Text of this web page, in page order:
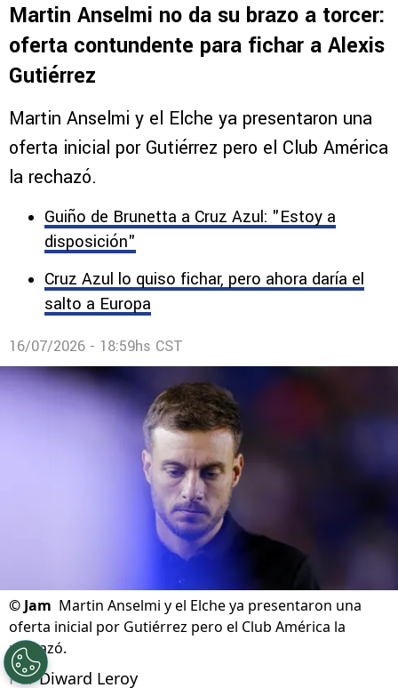
Martin Anselmi no da su brazo a torcer:
oferta contundente para fichar a Alexis
Gutiérrez
Martin Anselmi y el Elche ya presentaron una
oferta inicial por Gutiérrez pero el Club América
la rechazó.
Guiño de Brunetta a Cruz Azul: "Estoy a
disposición"
Cruz Azul lo quiso fichar, pero ahora daría el
salto a Europa
16/07/2026 - 18:59hs CST
© Jam Martin Anselmi y el Elche ya presentaron una
oferta inicial por Gutiérrez pero el Club América la
rechazó.
Por Diward Leroy